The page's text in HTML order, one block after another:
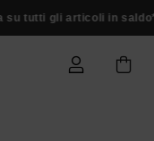
gli articoli in saldo*